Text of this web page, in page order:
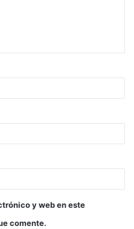
y web en este
comente.